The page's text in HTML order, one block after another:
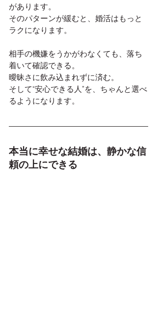
があります。
そのパターンが緩むと、婚活はもっと
ラクになります。
相手の機嫌をうかがわなくても、落ち
着いて確認できる。
曖昧さに飲み込まれずに済む。
そして“安心できる人”を、ちゃんと選べ
るようになります。
本当に幸せな結婚は、静かな信
頼の上にできる